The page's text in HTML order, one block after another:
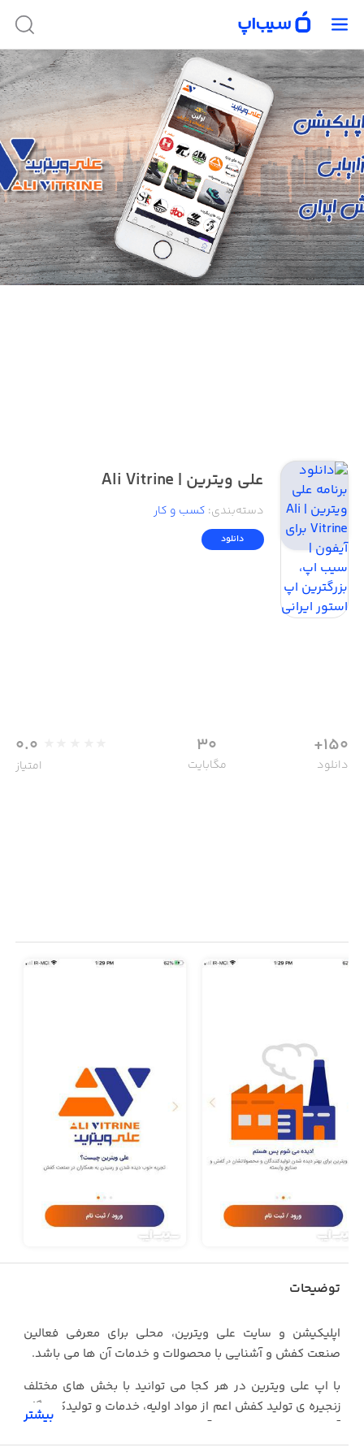
علی ویترین | Ali Vitrine
دسته‌بندی: کسب‌ و ‌کار
دانلود
150+
دانلود
30
مگابایت
0.0
امتیاز
توضیحات
اپلیکیشن و سایت علی ویترین، محلی برای معرفی فعالین
صنعت کفش و آشنایی با محصولات و خدمات آن ها می باشد.
با اپ علی ویترین در هر کجا می توانید با بخش های مختلف
زنجیره ی تولید کفش اعم از مواد اولیه، خدمات و تولیدکنندگان
آشنا و بصورت مستقیم با آن ها در ارتباط باشید.
بیشتر